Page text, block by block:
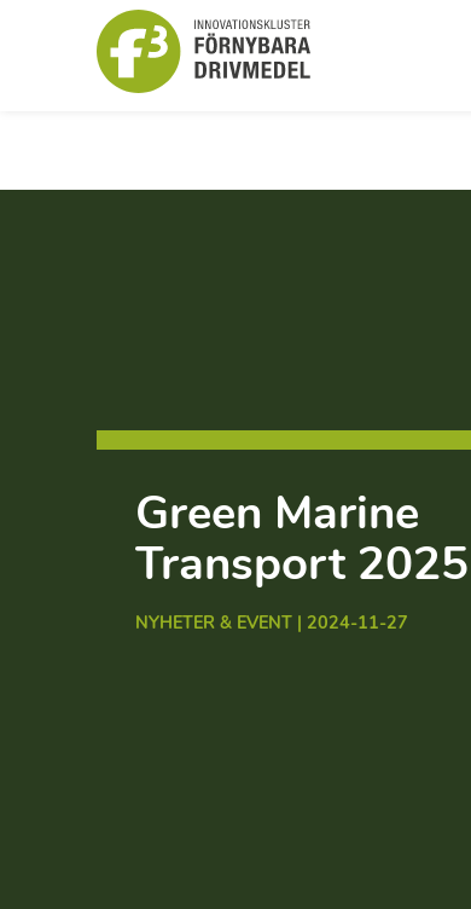
Green Marine
Transport 2025
NYHETER & EVENT | 2024-11-27